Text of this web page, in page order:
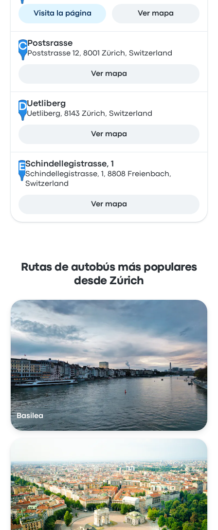
Visita la página Ver mapa
CPostsrasse
Poststrasse 12, 8001 Zürich, Switzerland
Ver mapa
DUetliberg
Uetliberg, 8143 Zürich, Switzerland
Ver mapa
ESchindellegistrasse, 1
Schindellegistrasse, 1, 8808 Freienbach,
Switzerland
Ver mapa
Rutas de autobús más populares
desde Zúrich
Basilea